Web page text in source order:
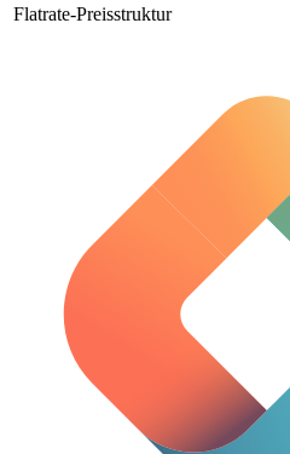
Flatrate-Preisstruktur